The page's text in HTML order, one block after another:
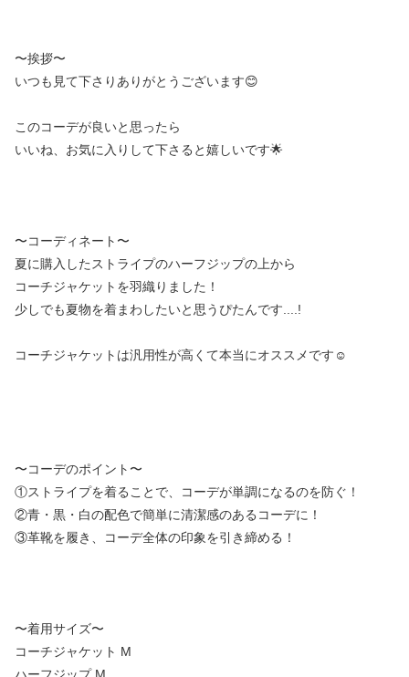
〜挨拶〜
いつも見て下さりありがとうございます😊
このコーデが良いと思ったら
いいね、お気に入りして下さると嬉しいです🌟
〜コーディネート〜
夏に購入したストライプのハーフジップの上から
コーチジャケットを羽織りました！
少しでも夏物を着まわしたいと思うぴたんです....!
コーチジャケットは汎用性が高くて本当にオススメです☺️
〜コーデのポイント〜
①ストライプを着ることで、コーデが単調になるのを防ぐ！
②青・黒・白の配色で簡単に清潔感のあるコーデに！
③革靴を履き、コーデ全体の印象を引き締める！
〜着用サイズ〜
コーチジャケット M
ハーフジップ M